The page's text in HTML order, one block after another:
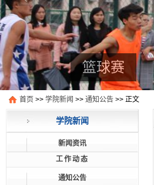
篮球赛
首页 >> 学院新闻 >> 通知公告 >> 正文
学院新闻
新闻资讯
工作动态
通知公告